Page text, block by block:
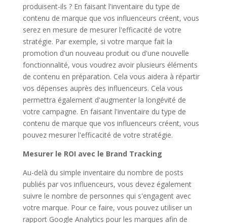
produisent-ils ? En faisant l'inventaire du type de
contenu de marque que vos influenceurs créent, vous
serez en mesure de mesurer l'efficacité de votre
stratégie. Par exemple, si votre marque fait la
promotion d'un nouveau produit ou d'une nouvelle
fonctionnalité, vous voudrez avoir plusieurs éléments
de contenu en préparation. Cela vous aidera à répartir
vos dépenses auprès des influenceurs. Cela vous
permettra également d'augmenter la longévité de
votre campagne. En faisant l'inventaire du type de
contenu de marque que vos influenceurs créent, vous
pouvez mesurer l'efficacité de votre stratégie.
Mesurer le ROI avec le Brand Tracking
Au-delà du simple inventaire du nombre de posts
publiés par vos influenceurs, vous devez également
suivre le nombre de personnes qui s'engagent avec
votre marque. Pour ce faire, vous pouvez utiliser un
rapport Google Analytics pour les marques afin de